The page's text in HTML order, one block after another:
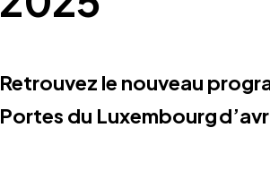
Retrou­vez le nouveau
Portes du Luxem­bourg